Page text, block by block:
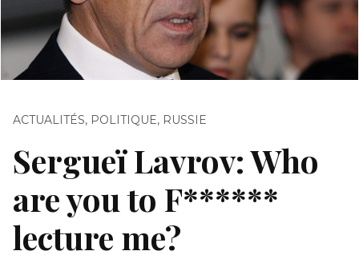
ACTUALITÉS, POLITIQUE, RUSSIE
Sergueï Lavrov: Who
are you to F******
lecture me?